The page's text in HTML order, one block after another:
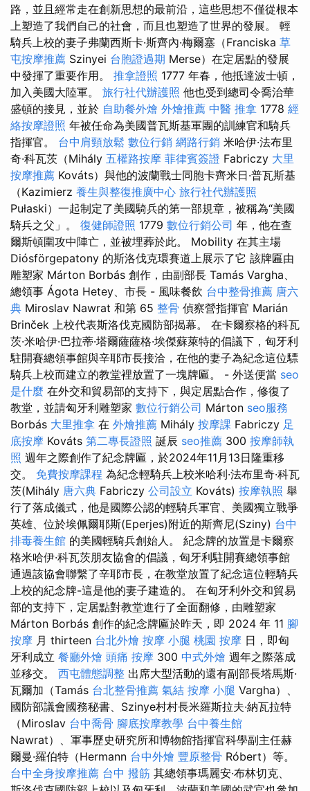
路，並且經常走在創新思想的最前沿，這些思想不僅從根本
上塑造了我們自己的社會，而且也塑造了世界的發展。 輕
騎兵上校的妻子弗蘭西斯卡·斯齊內·梅爾塞（Franciska 草
屯按摩推薦 Szinyei 台胞證過期 Merse）在定居點的發展
中發揮了重要作用。 推拿證照 1777 年春，他抵達波士頓，
加入美國大陸軍。 旅行社代辦護照 他也受到總司令喬治華
盛頓的接見，並於 自助餐外燴 外燴推薦 中醫 推拿 1778 經
絡按摩證照 年被任命為美國普瓦斯基軍團的訓練官和騎兵
指揮官。 台中肩頸放鬆 數位行銷 網路行銷 米哈伊·法布里
奇·科瓦茨（Mihály 五權路按摩 菲律賓簽證 Fabriczy 大里
按摩推薦 Kováts）與他的波蘭戰士同胞卡齊米日·普瓦斯基
（Kazimierz 養生與整復推廣中心 旅行社代辦護照
Pułaski）一起制定了美國騎兵的第一部規章，被稱為“美國
騎兵之父」。 復健師證照 1779 數位行銷公司 年，他在查
爾斯頓圍攻中陣亡，並被埋葬於此。 Mobility 在其主場
Diósförgepatony 的斯洛伐克環賽道上展示了它 該牌匾由
雕塑家 Márton Borbás 創作，由副部長 Tamás Vargha、
總領事 Ágota Hetey、市長 - 風味餐飲 台中整骨推薦 唐六
典 Miroslav Nawrat 和第 65 整骨 偵察營指揮官 Marián
Brinček 上校代表斯洛伐克國防部揭幕。 在卡爾察格的科瓦
茨·米哈伊·巴拉蒂·塔爾薩薩格·埃傑蘇萊特的倡議下，匈牙利
駐開賽總領事館與辛耶市長接洽，在他的妻子為紀念這位驃
騎兵上校而建立的教堂裡放置了一塊牌匾。 - 外送便當 seo
是什麼 在外交和貿易部的支持下，與定居點合作，修復了
教堂，並請匈牙利雕塑家 數位行銷公司 Márton seo服務
Borbás 大里推拿 在 外燴推薦 Mihály 按摩課 Fabriczy 足
底按摩 Kováts 第二專長證照 誕辰 seo推薦 300 按摩師執
照 週年之際創作了紀念牌匾，於2024年11月13日隆重移
交。 免費按摩課程 為紀念輕騎兵上校米哈利·法布里奇·科瓦
茨(Mihály 唐六典 Fabriczy 公司設立 Kováts) 按摩執照 舉
行了落成儀式，他是國際公認的輕騎兵軍官、美國獨立戰爭
英雄、位於埃佩爾耶斯(Eperjes)附近的斯齊尼(Sziny) 台中
排毒養生館 的美國輕騎兵創始人。 紀念牌的放置是卡爾察
格米哈伊·科瓦茨朋友協會的倡議，匈牙利駐開賽總領事館
通過該協會聯繫了辛耶市長，在教堂放置了紀念這位輕騎兵
上校的紀念牌-這是他的妻子建造的。 在匈牙利外交和貿易
部的支持下，定居點對教堂進行了全面翻修，由雕塑家
Márton Borbás 創作的紀念牌匾於昨天，即 2024 年 11 腳
按摩 月 thirteen 台北外燴 按摩 小腿 桃園 按摩 日，即匈
牙利成立 餐廳外燴 頭痛 按摩 300 中式外燴 週年之際落成
並移交。 西屯體態調整 出席大型活動的還有副部長塔馬斯·
瓦爾加（Tamás 台北整骨推薦 氣結 按摩 小腿 Vargha）、
國防部議會國務秘書、Szinye村村長米羅斯拉夫·納瓦拉特
（Miroslav 台中喬骨 腳底按摩教學 台中養生館
Nawrat）、軍事歷史研究所和博物館指揮官科學副主任赫
爾曼·羅伯特（Hermann 台中外燴 豐原整骨 Róbert）等。
台中全身按摩推薦 台中 撥筋 其總領事瑪麗安·布林切克、